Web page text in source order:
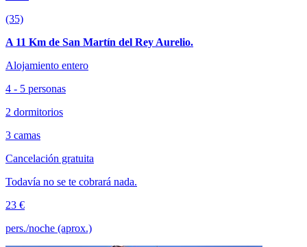
(35)
A 11 Km de San Martín del Rey Aurelio.
Alojamiento entero
4 - 5 personas
2 dormitorios
3 camas
Cancelación gratuita
Todavía no se te cobrará nada.
23 €
pers./noche (aprox.)